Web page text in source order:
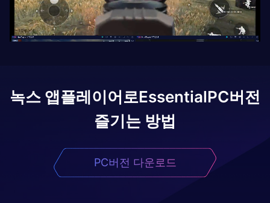
녹스 앱플레이어로EssentialPC버전
즐기는 방법
PC버전 다운로드